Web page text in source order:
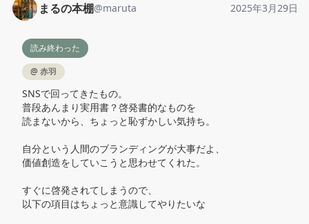
まるの本棚@maruta 2025年3月29日
読み終わった
@ 赤羽
SNSで回ってきたもの。
普段あんまり実用書？啓発書的なものを
読まないから、ちょっと恥ずかしい気持ち。
自分という人間のブランディングが大事だよ、
価値創造をしていこうと思わせてくれた。
すぐに啓発されてしまうので、
以下の項目はちょっと意識してやりたいな